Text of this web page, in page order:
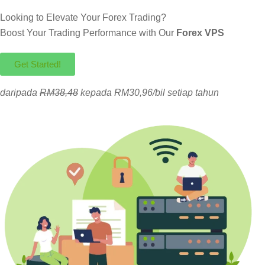
Looking to Elevate Your Forex Trading?
Boost Your Trading Performance with Our Forex VPS
Get Started!
daripada RM38,48 kepada RM30,96/bil setiap tahun